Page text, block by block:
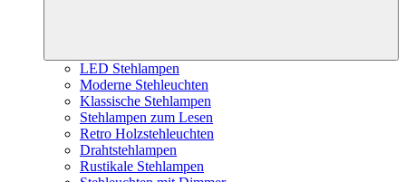
LED Stehlampen
Moderne Stehleuchten
Klassische Stehlampen
Stehlampen zum Lesen
Retro Holzstehleuchten
Drahtstehlampen
Rustikale Stehlampen